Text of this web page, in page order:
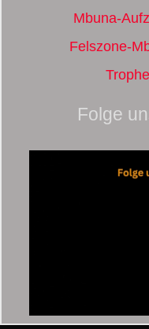
Mbuna-
Felszone-
Folge